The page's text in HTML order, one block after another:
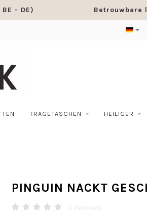
- DE) Betrouwbare
TRAGETASCHEN HEILIGER
PINGUIN NACKT
0 reviews